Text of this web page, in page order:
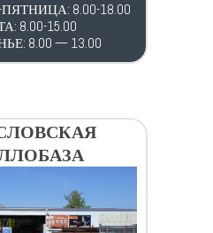
8.00-18.00
8.00-15.00
8.00 — 13.00